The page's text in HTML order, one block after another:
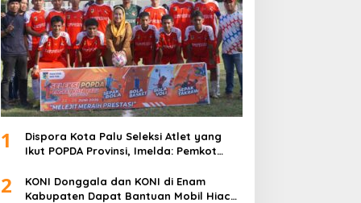
1
Dispora Kota Palu Seleksi Atlet yang
Ikut POPDA Provinsi, Imelda: Pemkot
Olahraga Pelajar
2
KONI Donggala dan KONI di Enam
Kabupaten Dapat Bantuan Mobil Hiace